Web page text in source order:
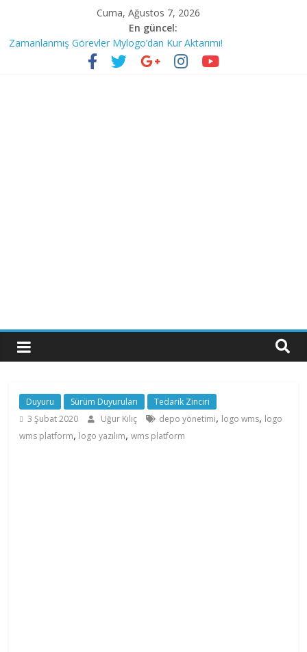
Cuma, Ağustos 7, 2026
En güncel:
Zamanlanmış Görevler Mylogo’dan Kur Aktarımı!
eFatura Sistem Yanıtları; 1210 ve 1220
eLogo’dan Kaçırılmayacak Kontör İndirimi!
Duyuru Sürüm Duyuruları
Tedarik Zinciri
3 Şubat 2020
Uğur Kılıç depo yönetimi, logo wms, logo
wms platform, logo yazılım,wms platform